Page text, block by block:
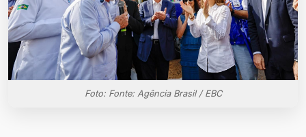
Foto: Fonte: Agência Brasil / EBC